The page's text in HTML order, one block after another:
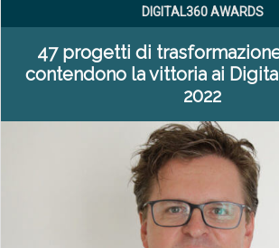
DIGITAL360 AWARDS
47 progetti di
contendono la vittoria ai
2022